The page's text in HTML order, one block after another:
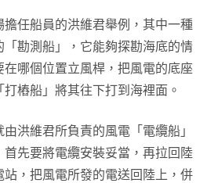
任船員的洪維君舉例，其中一種
勘測船」，它能夠探勘海底的情
哪個位置立風桿，把風電的底座
樁船」將其往下打到海裡面。
洪維君所負責的風電「電纜船」
先要將電纜安裝妥當，再拉回陸
，把風電所發的電送回陸上，併